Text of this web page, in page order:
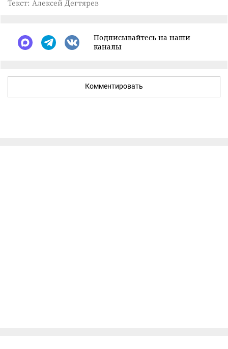
Текст: Алексей Дегтярев
Подписывайтесь на наши
каналы
Комментировать